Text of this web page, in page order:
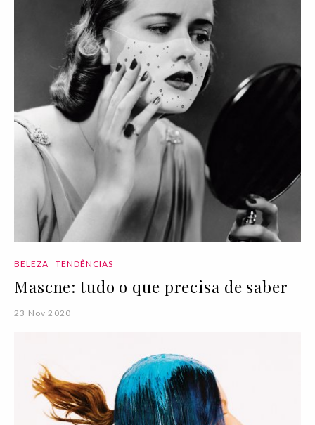
BELEZA TENDÊNCIAS
Mascne: tudo o que precisa de saber
23 Nov 2020